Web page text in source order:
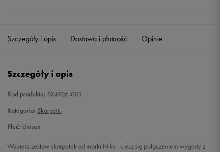
Szczegóły i opis Dostawa i płatność Opinie
Szczegóły i opis
Kod produktu: SX4926-001
Kategoria: Skarpetki
Płeć: Unisex
Wybierz zestaw skarpetek od marki Nike i ciesz się połączeniem wygody z